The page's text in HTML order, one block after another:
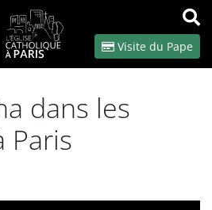
OK
Visite du Pape
dans les
Paris
cookies